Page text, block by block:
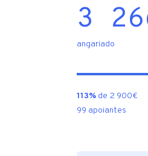
3
angariado
113% de 2 900€
99 apoiantes